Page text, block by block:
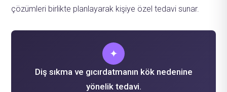
çözümleri birlikte planlayarak kişiye özel tedavi sunar.
✦
Diş sıkma ve gıcırdatmanın kök nedenine
yönelik tedavi.